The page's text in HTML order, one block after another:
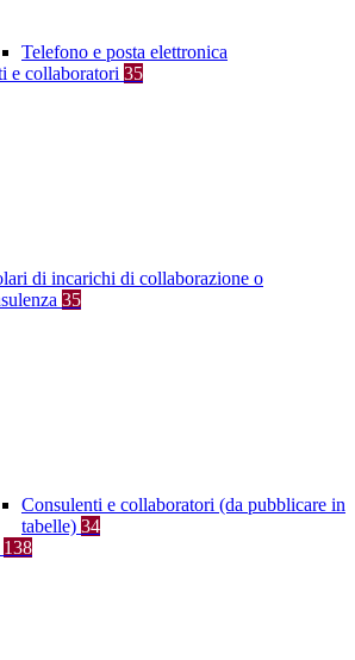
Telefono e posta elettronica
e collaboratori 35
di incarichi di collaborazione o
35
Consulenti e collaboratori (da pubblicare in
tabelle) 34
138